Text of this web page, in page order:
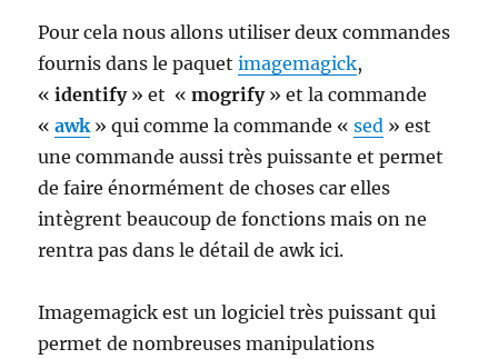
Pour cela nous allons utiliser deux commandes
fournis dans le paquetimagemagick,
«identify» et «mogrify» et la commande
«awk» qui comme la commande «sed » est
une commande aussi très puissante et permet
de faire énormément de choses car elles
intègrent beaucoup de fonctions mais on ne
rentra pas dans le détail de awk ici.
Imagemagick est un logiciel très puissant qui
permet de nombreuses manipulations